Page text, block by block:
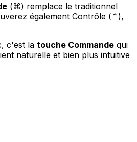
(⌘) remplace le traditionnel
également Contrôle (⌃),
c'est la touche Commande qui
naturelle et bien plus intuitive